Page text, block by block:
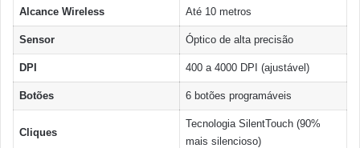
Alcance Wireless Até 10 metros
Sensor Óptico de alta precisão
DPI 400 a 4000 DPI (ajustável)
Botões 6 botões programáveis
Cliques
Tecnologia SilentTouch (90%
mais silencioso)